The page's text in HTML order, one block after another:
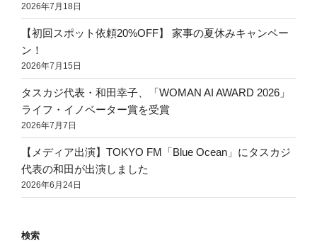
2026年7月18日
【初回スポット依頼20%OFF】 家事の夏休みキャンペー
ン！
2026年7月15日
タスカジ代表・和田幸子、「WOMAN AI AWARD 2026」
ライフ・イノベーター賞を受賞
2026年7月7日
【メディア出演】TOKYO FM「Blue Ocean」にタスカジ
代表の和田が出演しました
2026年6月24日
検索